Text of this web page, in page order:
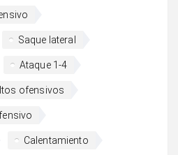
Saque lateral
Ataque 1-4
ofensivos
Calentamiento